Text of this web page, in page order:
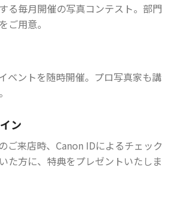
る毎月開催の写真コンテスト。部門
ご用意。
ベントを随時開催。プロ写真家も講
ン
ご来店時、Canon IDによるチェック
た方に、特典をプレゼントいたしま